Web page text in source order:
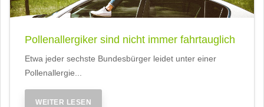
Pollenallergiker sind nicht immer fahrtauglich
Etwa jeder sechste Bundesbürger leidet unter einer
Pollenallergie...
WEITER LESEN